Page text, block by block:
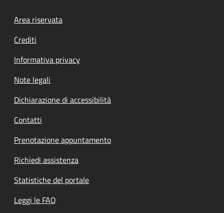
Footer menu
Area riservata
Crediti
Informativa privacy
Note legali
Dichiarazione di accessibilità
Contatti
Prenotazione appuntamento
Richiedi assistenza
Statistiche del portale
Leggi le FAQ